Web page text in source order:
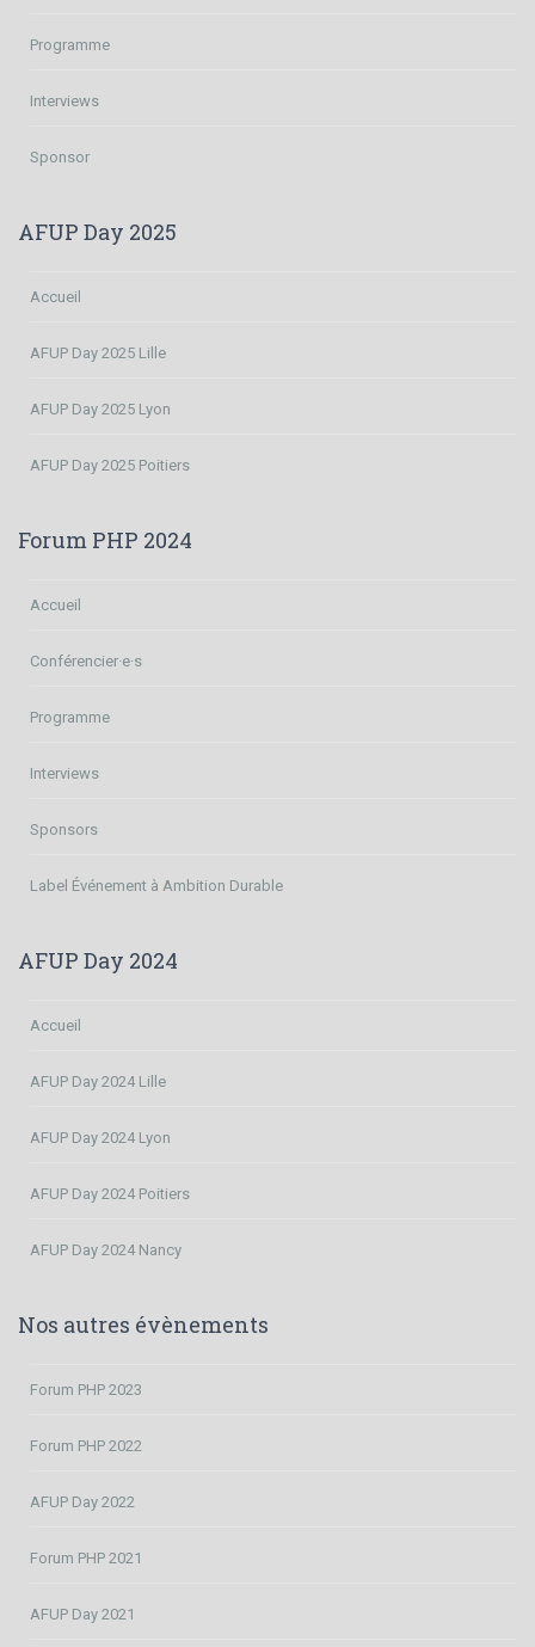
Programme
Interviews
Sponsor
AFUP Day 2025
Accueil
AFUP Day 2025 Lille
AFUP Day 2025 Lyon
AFUP Day 2025 Poitiers
Forum PHP 2024
Accueil
Conférencier·e·s
Programme
Interviews
Sponsors
Label Événement à Ambition Durable
AFUP Day 2024
Accueil
AFUP Day 2024 Lille
AFUP Day 2024 Lyon
AFUP Day 2024 Poitiers
AFUP Day 2024 Nancy
Nos autres évènements
Forum PHP 2023
Forum PHP 2022
AFUP Day 2022
Forum PHP 2021
AFUP Day 2021